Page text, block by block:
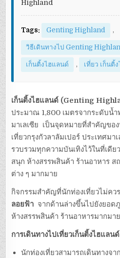
o
k
Highland
Tags: Genting Highland ,
วิธีเดินทางไป Genting
เก็นติ้งไฮแลนด์ , เที่ยว เก็นติ้
เก็นติ้งไฮแลนด์ (Genting
ประมาณ 1,800 เมตรจากระดับน้ำ
มาเลเซีย เป็นจุดหมายที่สำคัญขอ
เที่ยวกรุงกัวลาลัมเปอร์ ประเทศมา
รวบรวมทุกความบันเทิงไว้ในที่เดี
สนุก ห้างสรรพสินค้า ร้านอาหาร
ต่าง ๆ มากมาย
กิจกรรมสำคัญที่นักท่องเที่ยวไม่คว
ลอยฟ้า จากด้านล่างขึ้นไปยังยอด
ห้างสรรพสินค้า ร้านอาหารมากม
การเดินทางไปเที่ยวเก็นติ้งไฮแลนด์
นักท่องเที่ยวสามารถเดินทางจา